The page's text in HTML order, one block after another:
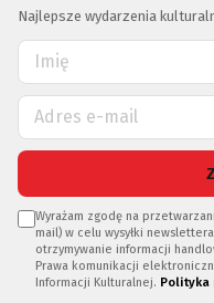
Najlepsze wydarzenia
Wyrażam zgodę na
mail) w celu wysyłki
otrzymywanie informacji
Prawa komunikacji
Informacji Kulturalnej. Polityka